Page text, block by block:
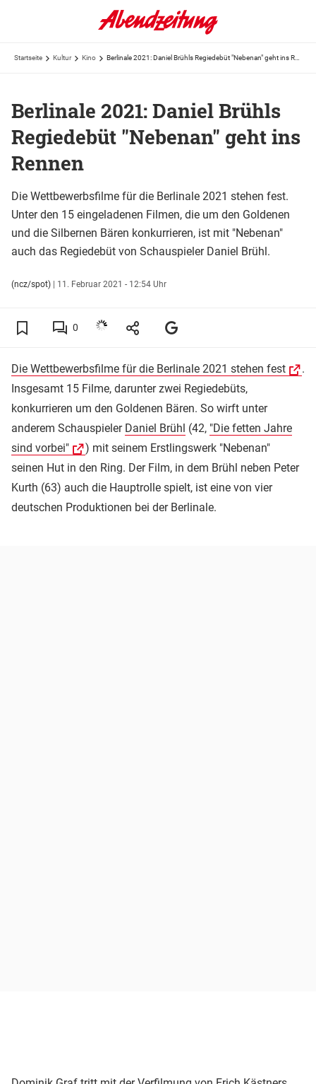
Startseite Kultur Kino
Berlinale 2021: Daniel Brühls
Regiedebüt "Nebenan" geht ins
Rennen
Die Wettbewerbsfilme für die Berlinale 2021 stehen fest.
Unter den 15 eingeladenen Filmen, die um den Goldenen
und die Silbernen Bären konkurrieren, ist mit "Nebenan"
auch das Regiedebüt von Schauspieler Daniel Brühl.
(ncz/spot) | 11. Februar 2021 - 12:54 Uhr
0
Die Wettbewerbsfilme für die Berlinale 2021 stehen fest
.
Insgesamt 15 Filme, darunter zwei Regiedebüts,
konkurrieren um den Goldenen Bären. So wirft unter
anderem Schauspieler Daniel Brühl (42, "Die fetten Jahre
sind vorbei"
) mit seinem Erstlingswerk "Nebenan"
seinen Hut in den Ring. Der Film, in dem Brühl neben Peter
Kurth (63) auch die Hauptrolle spielt, ist eine von vier
deutschen Produktionen bei der Berlinale.